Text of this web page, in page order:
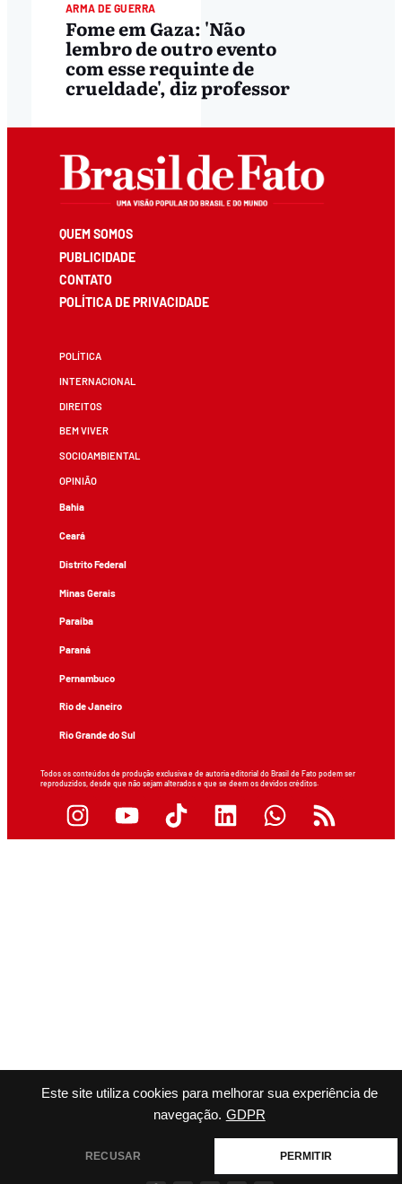
Este site utiliza cookies para melhorar sua experiência de
navegação. GDPR
RECUSAR PERMITIR
ARMA DE GUERRA
Fome em Gaza: 'Não
lembro de outro evento
com esse requinte de
crueldade', diz professor
QUEM SOMOS
PUBLICIDADE
CONTATO
POLÍTICA DE PRIVACIDADE
POLÍTICA
INTERNACIONAL
DIREITOS
BEM VIVER
SOCIOAMBIENTAL
OPINIÃO
Bahia
Ceará
Distrito Federal
Minas Gerais
Paraíba
Paraná
Pernambuco
Rio de Janeiro
Rio Grande do Sul
Todos os conteúdos de produção exclusiva e de autoria editorial do Brasil de Fato podem ser
reproduzidos, desde que não sejam alterados e que se deem os devidos créditos.